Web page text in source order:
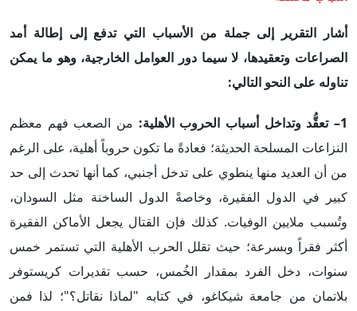
أشار التقرير إلى جملة من الأسباب التي تدفع إلى إطالة أمد
الصراعات وتعقيدها، لا سيما دور العوامل الخارجية، وهو ما يمكن
تناوله على النحو التالي:
1– تعقُّد وتداخل أسباب الحروب الأهلية:
من الصعب فهم معظم
النزاعات المسلحة الحديثة؛ فعادةً ما تكون حروباً أهلية، على الرغم
من أن العديد منها ينطوي على تدخل أجنبي، كما أنها تحدث إلى حد
كبير في الدول الفقيرة، وخاصةً الدول الساخنة مثل السودان،
وتُسبب ملايين الوفيات. كذلك فإن القتال يجعل الأماكن الفقيرة
أكثر فقراً وبسرعة؛ حيث تقلل الحرب الأهلية التي تستمر خمس
سنوات، دخل الفرد بمقدار الخُمس، حسب تقديرات كريستوفر
بلاتمان من جامعة شيكاغو، في كتابه "لماذا نقاتل؟"؛ لذا فمن